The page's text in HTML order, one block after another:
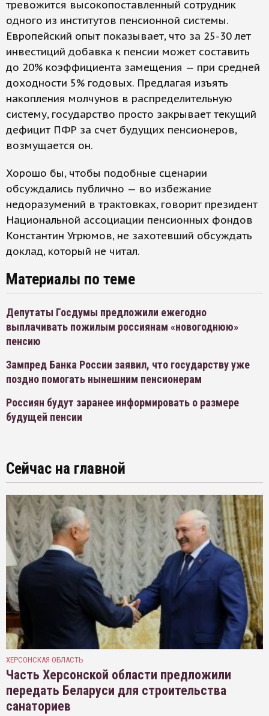
тревожится высокопоставленный сотрудник
одного из институтов пенсионной системы.
Европейский опыт показывает, что за 25-30 лет
инвестиций добавка к пенсии может составить
до 20% коэффициента замещения — при средней
доходности 5% годовых. Предлагая изъять
накопления молчунов в распределительную
систему, государство просто закрывает текущий
дефицит ПФР за счет будущих пенсионеров,
возмущается он.
Хорошо бы, чтобы подобные сценарии
обсуждались публично — во избежание
недоразумений в трактовках, говорит президент
Национальной ассоциации пенсионных фондов
Константин Угрюмов, не захотевший обсуждать
доклад, который не читал.
Материалы по теме
Депутаты Госдумы предложили ежегодно
выплачивать пожилым россиянам «новогоднюю»
пенсию
Зампред Банка России заявил, что государству уже
поздно помогать нынешним пенсионерам
Россиян будут заранее информировать о размере
будущей пенсии
Сейчас на главной
ХЕРСОНСКАЯ ОБЛАСТЬ
Часть Херсонской области предложили
передать Беларуси для строительства
санаториев